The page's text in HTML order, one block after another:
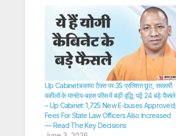
Up Cabinet:बकाया टैक्स पर 35 प्रतिशत छूट, सरकारी
वकीलों के मानदेय-बहस फीस में बड़ी वृद्धि; पढ़ें 24 बड़े फैसले
– Up Cabinet: 1,725 New E-buses Approved;
Fees For State Law Officers Also Increased
— Read The Key Decisions